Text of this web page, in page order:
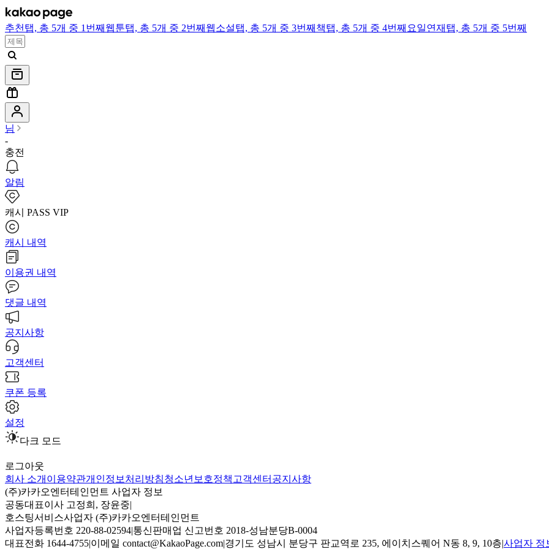
추천 탭, 총 5개 중 1번째 웹툰탭, 총 5개 중 2번째 웹소설탭, 총 5개 중 3번째 책탭, 총 5개 중 4번째 요일연재 탭, 총 5개 중 5번째
님
-
충전
알림
캐시 PASS VIP
캐시 내역
이용권 내역
댓글 내역
공지사항
고객센터
쿠폰 등록
설정
다크 모드
로그아웃
회사 소개 이용약관개인정보처리방침청소년보호정책 고객센터 공지사항
(주)카카오엔터테인먼트 사업자 정보
공동대표이사 고정희, 장윤중|
호스팅서비스사업자 (주)카카오엔터테인먼트
사업자등록번호 220-88-02594|통신판매업 신고번호 2018-성남분당B-0004
대표전화 1644-4755|이메일 contact@KakaoPage.com|경기도 성남시 분당구 판교역로 235, 에이치스퀘어 N동 8, 9, 10층|사업자 정